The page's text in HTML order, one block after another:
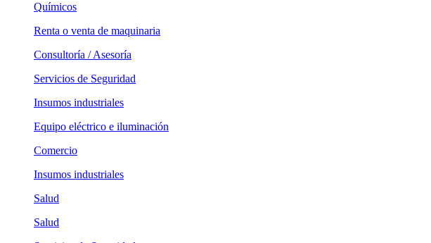
Químicos
Renta o venta de maquinaria
Consultoría / Asesoría
Servicios de Seguridad
Insumos industriales
Equipo eléctrico e iluminación
Comercio
Insumos industriales
Salud
Salud